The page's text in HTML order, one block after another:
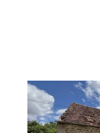
VIEUX
90 m2, 2
Ref : 12669